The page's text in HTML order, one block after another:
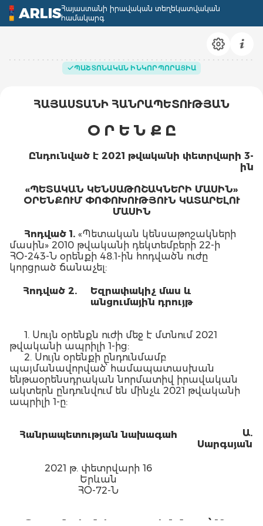
ARLISՀայաստանի իրավական տեղեկատվական
համակարգ
ՊԱՇՏՈՆԱԿԱՆ ԻՆԿՈՐՊՈՐԱՑԻԱ
ՀԱՅԱՍՏԱՆԻ ՀԱՆՐԱՊԵՏՈՒԹՅԱՆ
Օ Ր Ե Ն Ք Ը
Ընդունված է 2021 թվականի փետրվարի 3-
ին
«ՊԵՏԱԿԱՆ ԿԵՆՍԱԹՈՇԱԿՆԵՐԻ ՄԱՍԻՆ»
ՕՐԵՆՔՈՒՄ ՓՈՓՈԽՈՒԹՅՈՒՆ ԿԱՏԱՐԵԼՈՒ
ՄԱՍԻՆ
Հոդված 1. «Պետական կենսաթոշակների
մասին» 2010 թվականի դեկտեմբերի 22-ի
ՀՕ-243-Ն օրենքի 48.1-ին հոդվածն ուժը
կորցրած ճանաչել:
Հոդված 2.
Եզրափակիչ մաս և
անցումային դրույթ
1. Սույն օրենքն ուժի մեջ է մտնում 2021
թվականի ապրիլի 1-ից:
2. Սույն օրենքի ընդունմամբ
պայմանավորված՝ համապատասխան
ենթաօրենսդրական նորմատիվ իրավական
ակտերն ընդունվում են մինչև 2021 թվականի
ապրիլի 1-ը:
Հանրապետության նախագահ
Ա.
Սարգսյան
2021 թ. փետրվարի 16
Երևան
ՀՕ-72-Ն
Պաշտոնական հրապարակման օրը՝ 16